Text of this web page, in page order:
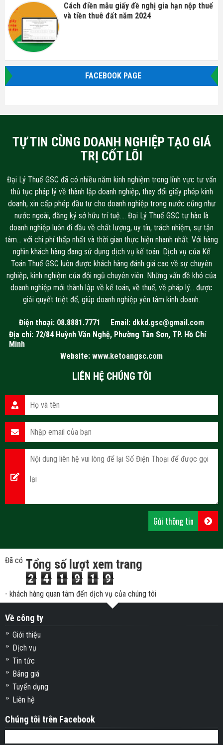
Cách điền mẫu giấy đề nghị gia hạn nộp thuế
và tiền thuê đất năm 2024
FACEBOOK PAGE
TỰ TIN CÙNG DOANH NGHIỆP TẠO GIÁ
TRỊ CỐT LÕI
Đại Lý Thuế GSC đã có nhiều năm kinh nghiệm trong lĩnh vực tư vấn
thủ tục pháp lý về thành lập doanh nghiệp, thay đổi giấy phép kinh
doanh, xin cấp phép đầu tư cho doanh nghiệp trong nước cũng như
nước ngoài, đăng ký sở hữu trí tuệ…. Đại Lý Thuế GSC tự hào là
doanh nghiệp luôn đi đầu về chất lượng, uy tín, trách nhiệm, sự tận
tâm… với chi phí thấp nhất và thời gian thực hiện nhanh nhất. Với hàng
nghìn khách hàng đang sử dụng dịch vụ kế toán. Dịch vụ của Kế
Toán Thuế GSC luôn được khách hàng đánh giá cao về sự chuyên
nghiệp, kinh nghiệm của đội ngũ chuyên viên. Những vấn đề khó của
doanh nghiệp mới thành lập về kế toán, về thuế, về pháp lý… được
giải quyết triệt để, giúp doanh nghiệp yên tâm kinh doanh.
Điện thoại: 08.8881.7771 Email: dkkd.gsc@gmail.com
Địa chỉ: 72/84 Huỳnh Văn Nghệ, Phường Tân Sơn, TP. Hồ Chí
Minh
Website: www.ketoangsc.com
LIÊN HỆ CHÚNG TÔI
Đã có Tổng số lượt xem trang
2 4 1 9 1 9
- khách hàng quan tâm đến dịch vụ của chúng tôi
Về công ty
Giới thiệu
Dịch vụ
Tin tức
Bảng giá
Tuyển dụng
Liên hệ
Chúng tôi trên Facebook